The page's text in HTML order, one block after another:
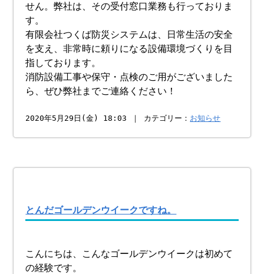
せん。弊社は、その受付窓口業務も行っておりま
す。
有限会社つくば防災システムは、日常生活の安全
を支え、非常時に頼りになる設備環境づくりを目
指しております。
消防設備工事や保守・点検のご用がございました
ら、ぜひ弊社までご連絡ください！
2020年5月29日(金) 18:03 ｜ カテゴリー： お知らせ
とんだゴールデンウイークですね。
こんにちは、こんなゴールデンウイークは初めて
の経験です。